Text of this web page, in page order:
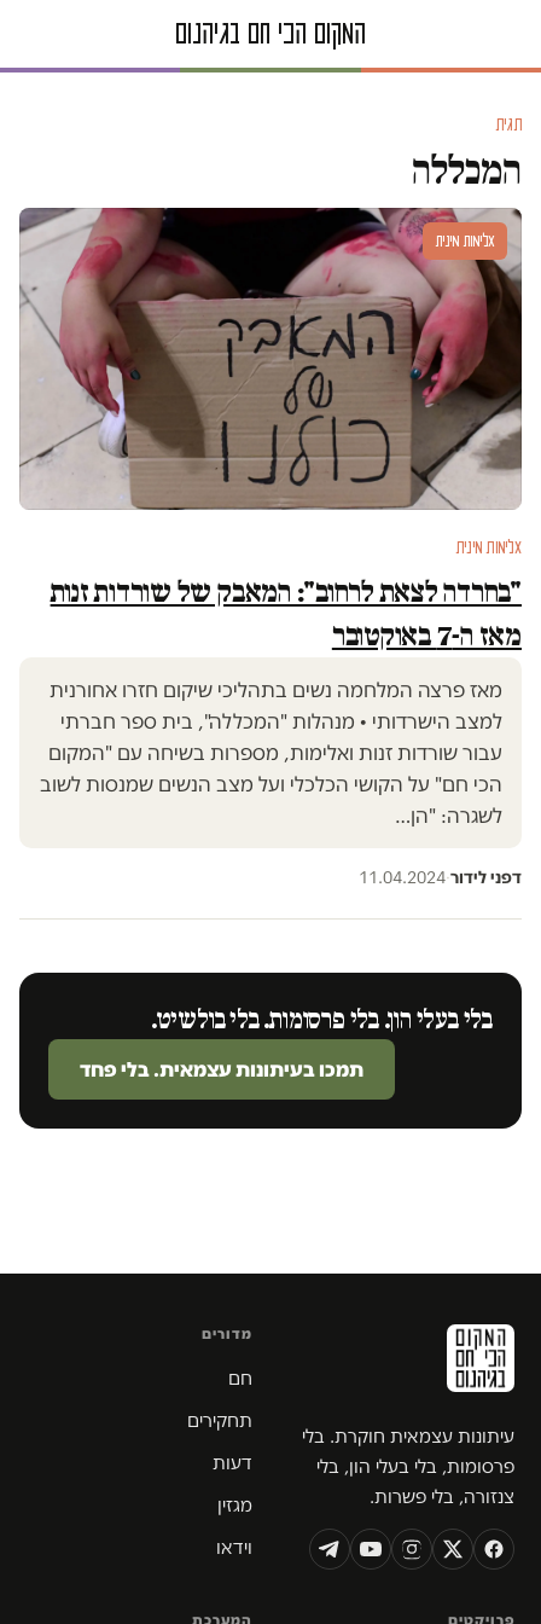
תגית
המכללה
אלימות מינית
אלימות מינית
"בחרדה לצאת לרחוב": המאבק של שורדות זנות
מאז ה-7 באוקטובר
מאז פרצה המלחמה נשים בתהליכי שיקום חזרו אחורנית
למצב הישרדותי • מנהלות "המכללה", בית ספר חברתי
עבור שורדות זנות ואלימות, מספרות בשיחה עם "המקום
הכי חם" על הקושי הכלכלי ועל מצב הנשים שמנסות לשוב
לשגרה: "הן…
דפני לידור·
11.04.2024
בלי בעלי הון. בלי פרסומות. בלי בולשיט.
תמכו בעיתונות עצמאית. בלי פחד
עיתונות עצמאית חוקרת. בלי
פרסומות, בלי בעלי הון, בלי
צנזורה, בלי פשרות.
מדורים
חם
תחקירים
דעות
מגזין
וידאו
פרויקטים המערכת